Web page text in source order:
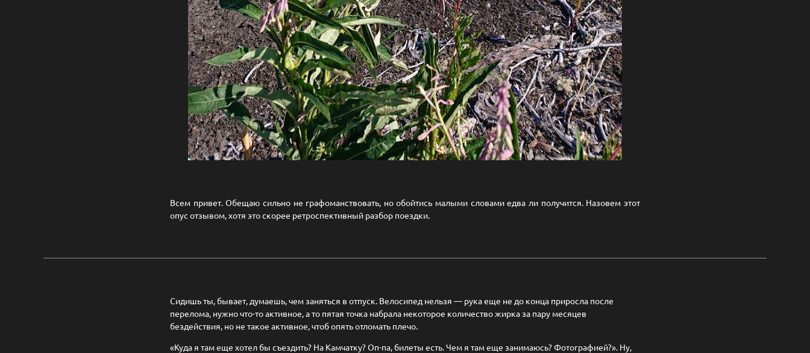
Всем привет. Обещаю сильно не графоманствовать, но обойтись малыми словами едва ли получится. Назовем этот
опус отзывом, хотя это скорее ретроспективный разбор поездки.
Сидишь ты, бывает, думаешь, чем заняться в отпуск. Велосипед нельзя — рука еще не до конца приросла после
перелома, нужно что-то активное, а то пятая точка набрала некоторое количество жирка за пару месяцев
бездействия, но не такое активное, чтоб опять отломать плечо.
«Куда я там еще хотел бы съездить? На Камчатку? Оп-па, билеты есть. Чем я там еще занимаюсь? Фотографией?». Ну,